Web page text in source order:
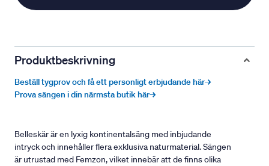
Produktbeskrivning
Beställ tygprov och få ett personligt erbjudande här→
Prova sängen i din närmsta butik här→
Belleskär är en lyxig kontinentalsäng med inbjudande
intryck och innehåller flera exklusiva naturmaterial. Sängen
är utrustad med Femzon, vilket innebär att de finns olika